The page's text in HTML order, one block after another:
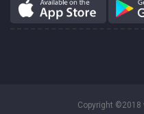
Copyright ©2018